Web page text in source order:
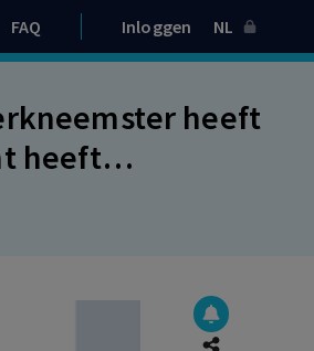
FAQ Inloggen NL
heeft
heeft
door één